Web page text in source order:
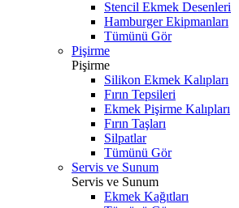
Stencil Ekmek Desenleri
Hamburger Ekipmanları
Tümünü Gör
Pişirme
Pişirme
Silikon Ekmek Kalıpları
Fırın Tepsileri
Ekmek Pişirme Kalıpları
Fırın Taşları
Silpatlar
Tümünü Gör
Servis ve Sunum
Servis ve Sunum
Ekmek Kağıtları